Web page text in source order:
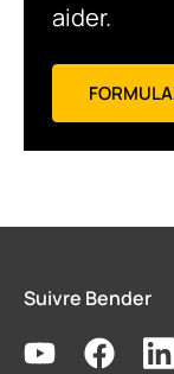
aider.
Suivre Bender